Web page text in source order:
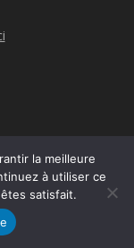
Care
la meilleure
à utiliser ce
satisfait.